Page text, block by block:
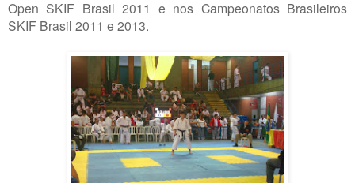
Open SKIF Brasil 2011 e nos Campeonatos Brasileiros
SKIF Brasil 2011 e 2013.